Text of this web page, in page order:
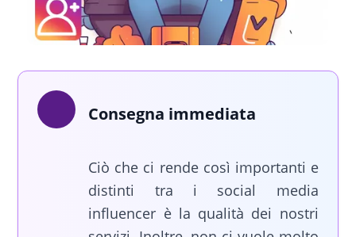
Consegna immediata
Ciò che ci rende così importanti e
distinti tra i social media
influencer è la qualità dei nostri